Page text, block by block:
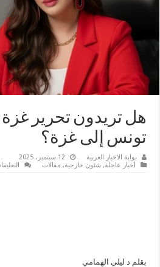
هل تريدون تحرير غزة
تونس إلى غزة؟
بوابة الاخبار العربية
12 سبتمبر، 2025
أخبار عاجلة,شئون خارجية, مقالات
بقلم د ليلي الهمامي